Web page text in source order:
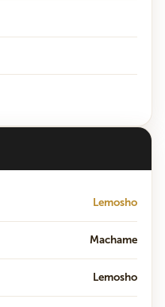
Lemosho
Machame
Lemosho